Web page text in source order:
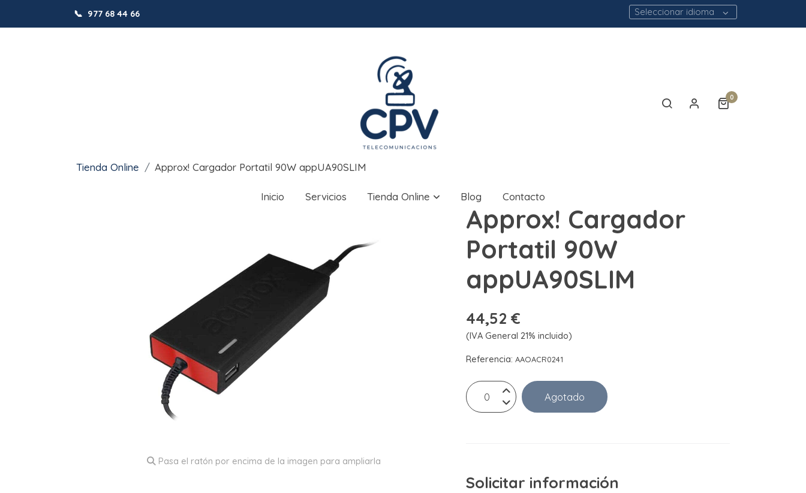
📞 977 68 44 66 Seleccionar idioma
0
Inicio Servicios Tienda Online Blog Contacto
Tienda Online Approx! Cargador Portatil 90W appUA90SLIM
Pasa el ratón por encima de la imagen para ampliarla
Approx! Cargador
Portatil 90W
appUA90SLIM
44,52 €
(IVA General 21% incluido)
Referencia:AAOACR0241
Agotado
Solicitar información